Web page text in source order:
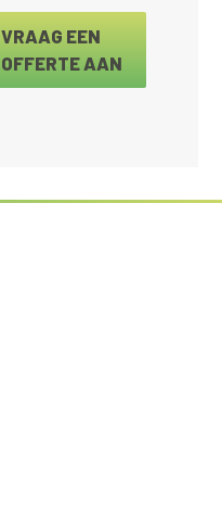
VRAAG EEN
OFFERTE AAN